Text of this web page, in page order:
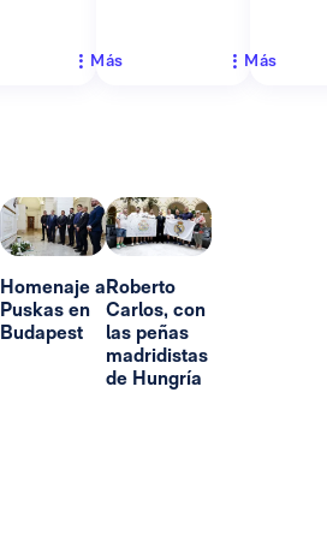
Más Más
Homenaje a
Puskas en
Budapest
Roberto
Carlos, con
las peñas
madridistas
de Hungría